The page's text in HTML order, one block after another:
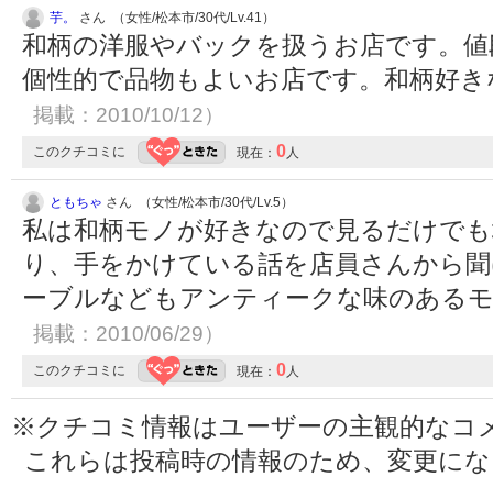
芋。 さん （女性/松本市/30代/Lv.41）
和柄の洋服やバックを扱うお店です。
個性的で品物もよいお店です。和柄好
掲載：2010/10/12）
このクチコミに 現在： 0人
ともちゃ さん （女性/松本市/30代/Lv.5）
私は和柄モノが好きなので見るだけで
り、手をかけている話を店員さんから
ーブルなどもアンティークな味のあ
掲載：2010/06/29）
このクチコミに 現在： 0人
※クチコミ情報はユーザーの主観的なコ
これらは投稿時の情報のため、変更に